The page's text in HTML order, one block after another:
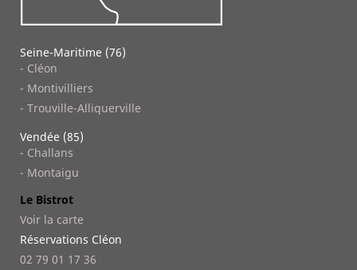
Seine-Maritime (76)
- Cléon
- Montivilliers
- Trouville-Alliquerville
Vendée (85)
- Challans
- Montaigu
Le Bistrot
Voir la carte
Réservations Cléon
02 79 01 17 36